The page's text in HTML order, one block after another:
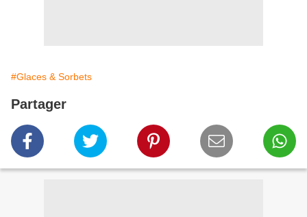
#Glaces & Sorbets
Partager